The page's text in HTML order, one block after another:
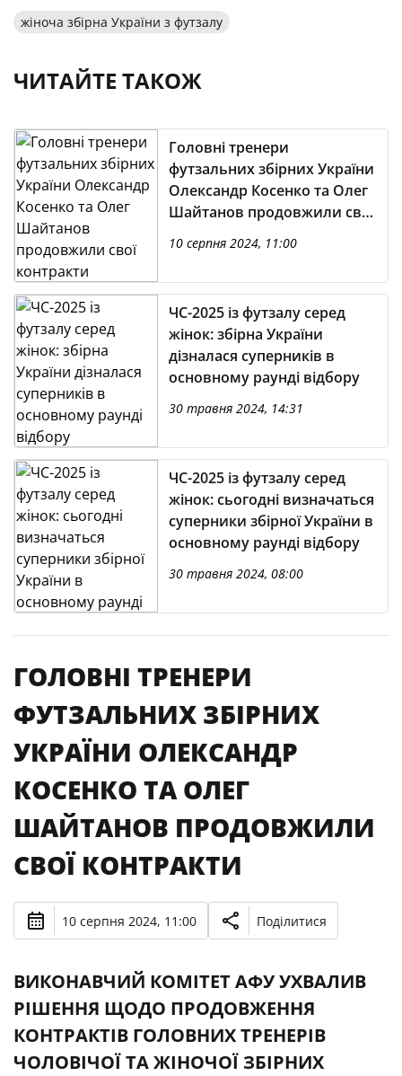
жіноча збірна України з футзалу
ЧИТАЙТЕ ТАКОЖ
Головні тренери
футзальних збірних України
Олександр Косенко та Олег
Шайтанов продовжили свої
10 серпня 2024, 11:00
ЧС-2025 із футзалу серед
жінок: збірна України
дізналася суперників в
основному раунді відбору
30 травня 2024, 14:31
ЧС-2025 із футзалу серед
жінок: сьогодні визначаться
суперники збірної України в
основному раунді відбору
30 травня 2024, 08:00
ГОЛОВНІ ТРЕНЕРИ
ФУТЗАЛЬНИХ ЗБІРНИХ
УКРАЇНИ ОЛЕКСАНДР
КОСЕНКО ТА ОЛЕГ
ШАЙТАНОВ ПРОДОВЖИЛИ
СВОЇ КОНТРАКТИ
10 серпня 2024, 11:00 Поділитися
ВИКОНАВЧИЙ КОМІТЕТ АФУ УХВАЛИВ
РІШЕННЯ ЩОДО ПРОДОВЖЕННЯ
КОНТРАКТІВ ГОЛОВНИХ ТРЕНЕРІВ
ЧОЛОВІЧОЇ ТА ЖІНОЧОЇ ЗБІРНИХ